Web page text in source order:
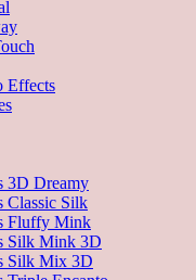
Effects
3D Dreamy
Classic Silk
Fluffy Mink
Silk Mink 3D
Silk Mix 3D